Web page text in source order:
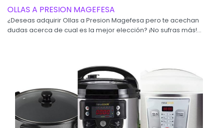
OLLAS A PRESION MAGEFESA
¿Deseas adquirir Ollas a Presion Magefesa pero te acechan
dudas acerca de cual es la mejor elección? ¡No sufras más!...